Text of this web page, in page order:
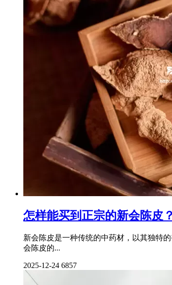
怎样能买到正宗的新会陈皮
新会陈皮是一种传统的中药材，以其独特
会陈皮的...
2025-12-24 6857